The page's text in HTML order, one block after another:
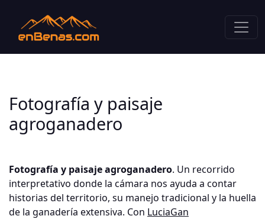
Fotografía y paisaje
agroganadero
Fotografía y paisaje agroganadero. Un recorrido
interpretativo donde la cámara nos ayuda a contar
historias del territorio, su manejo tradicional y la huella
de la ganadería extensiva. Con LuciaGan